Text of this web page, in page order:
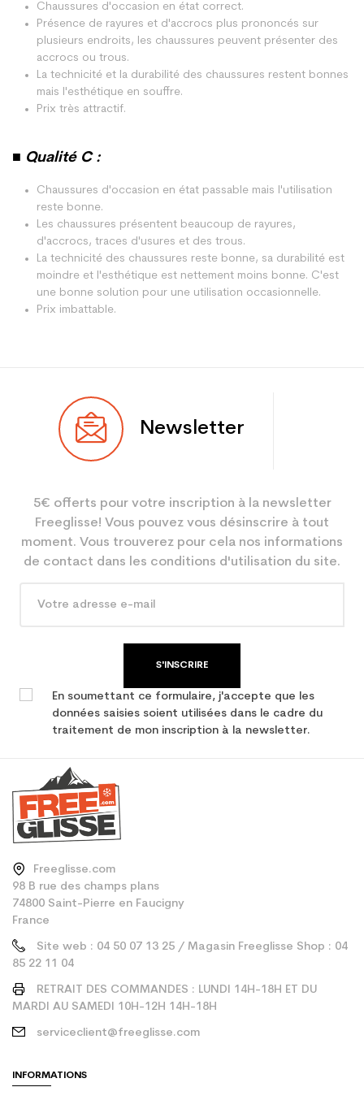
Chaussures d'occasion en état correct.
Présence de rayures et d'accrocs plus prononcés sur
plusieurs endroits, les chaussures peuvent présenter des
accrocs ou trous.
La technicité et la durabilité des chaussures restent bonnes
mais l'esthétique en souffre.
Prix très attractif.
■ Qualité C :
Chaussures d'occasion en état passable mais l'utilisation
reste bonne.
Les chaussures présentent beaucoup de rayures,
d'accrocs, traces d'usures et des trous.
La technicité des chaussures reste bonne, sa durabilité est
moindre et l'esthétique est nettement moins bonne. C'est
une bonne solution pour une utilisation occasionnelle.
Prix imbattable.
Newsletter
5€ offerts pour votre inscription à la newsletter
Freeglisse! Vous pouvez vous désinscrire à tout
moment. Vous trouverez pour cela nos informations
de contact dans les conditions d'utilisation du site.
S'INSCRIRE
En soumettant ce formulaire, j'accepte que les
données saisies soient utilisées dans le cadre du
traitement de mon inscription à la newsletter.
Freeglisse.com
98 B rue des champs plans
74800 Saint-Pierre en Faucigny
France
Site web : 04 50 07 13 25 / Magasin Freeglisse Shop : 04
85 22 11 04
RETRAIT DES COMMANDES : LUNDI 14H-18H ET DU
MARDI AU SAMEDI 10H-12H 14H-18H
serviceclient@freeglisse.com
INFORMATIONS